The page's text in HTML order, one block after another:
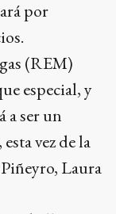
por
(REM)
especial, y
a ser un
vez de la
Laura